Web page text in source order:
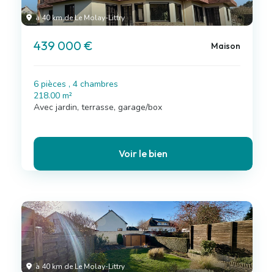
à 40 km de Le Molay-Littry
439 000 € Maison
6 pièces , 4 chambres
218.00 m²
Avec jardin, terrasse, garage/box
Voir le bien
à 40 km de Le Molay-Littry